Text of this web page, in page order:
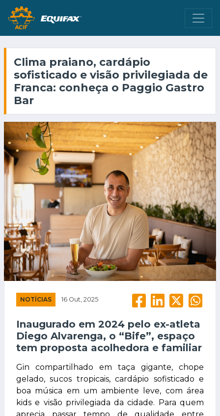
Clima praiano, cardápio
sofisticado e visão privilegiada de
Franca: conheça o Paggio Gastro
Bar
NOTÍCIAS 16 Out, 2025
Inaugurado em 2024 pelo ex-atleta
Diego Alvarenga, o “Bife”, espaço
tem proposta acolhedora e familiar
Gin compartilhado em taça gigante, chope
gelado, sucos tropicais, cardápio sofisticado e
boa música em um ambiente leve, com área
kids e visão privilegiada da cidade. Para quem